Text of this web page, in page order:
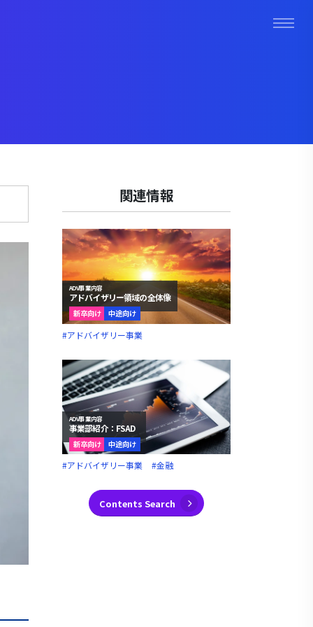
関連情報
ADV事業内容
アドバイザリー領域の全体像
新卒向け 中途向け
#アドバイザリー事業
ADV事業内容
事業部紹介：FSAD
新卒向け 中途向け
#アドバイザリー事業 #金融
Contents Search